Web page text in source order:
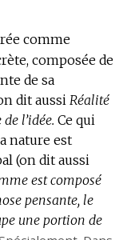
comme
composée de
de sa
dit aussi Réalité
l’idée. Ce qui
nature est
(on dit aussi
est composé
pensante, le
une portion de